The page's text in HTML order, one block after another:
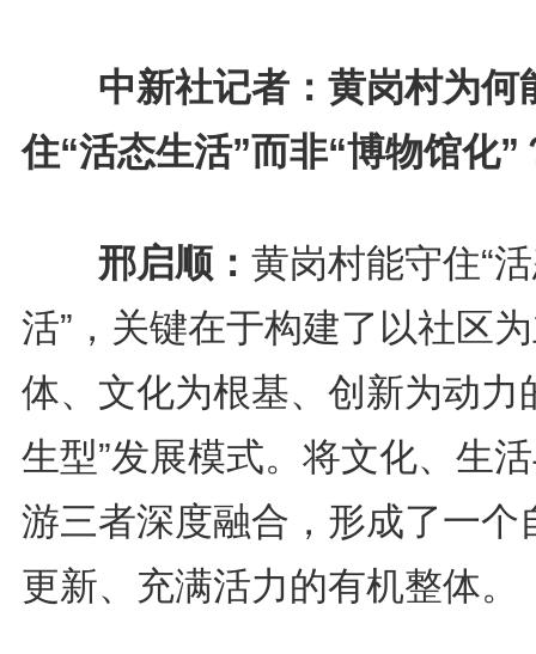
中新社记者：黄岗村为何
住“活态生活”而非“博物馆化”
邢启顺： 黄岗村能守住“
活”，关键在于构建了以社区
体、文化为根基、创新为动力
生型”发展模式。将文化、生
游三者深度融合，形成了一个
更新、充满活力的有机整体。